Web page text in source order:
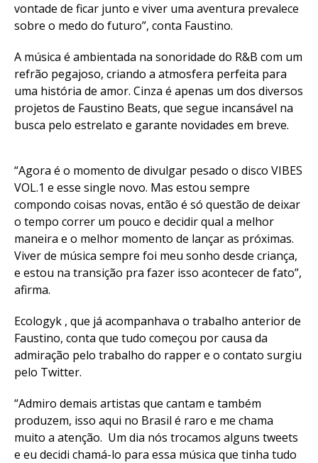
vontade de ficar junto e viver uma aventura prevalece
sobre o medo do futuro”, conta Faustino.
A música é ambientada na sonoridade do R&B com um
refrão pegajoso, criando a atmosfera perfeita para
uma história de amor. Cinza é apenas um dos diversos
projetos de Faustino Beats, que segue incansável na
busca pelo estrelato e garante novidades em breve.
“Agora é o momento de divulgar pesado o disco VIBES
VOL.1 e esse single novo. Mas estou sempre
compondo coisas novas, então é só questão de deixar
o tempo correr um pouco e decidir qual a melhor
maneira e o melhor momento de lançar as próximas.
Viver de música sempre foi meu sonho desde criança,
e estou na transição pra fazer isso acontecer de fato”,
afirma.
Ecologyk , que já acompanhava o trabalho anterior de
Faustino, conta que tudo começou por causa da
admiração pelo trabalho do rapper e o contato surgiu
pelo Twitter.
“Admiro demais artistas que cantam e também
produzem, isso aqui no Brasil é raro e me chama
muito a atenção. Um dia nós trocamos alguns tweets
e eu decidi chamá-lo para essa música que tinha tudo